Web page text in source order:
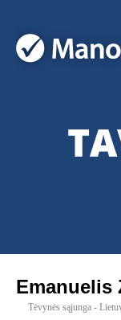
Emanuelis
Tėvynės sąjunga -